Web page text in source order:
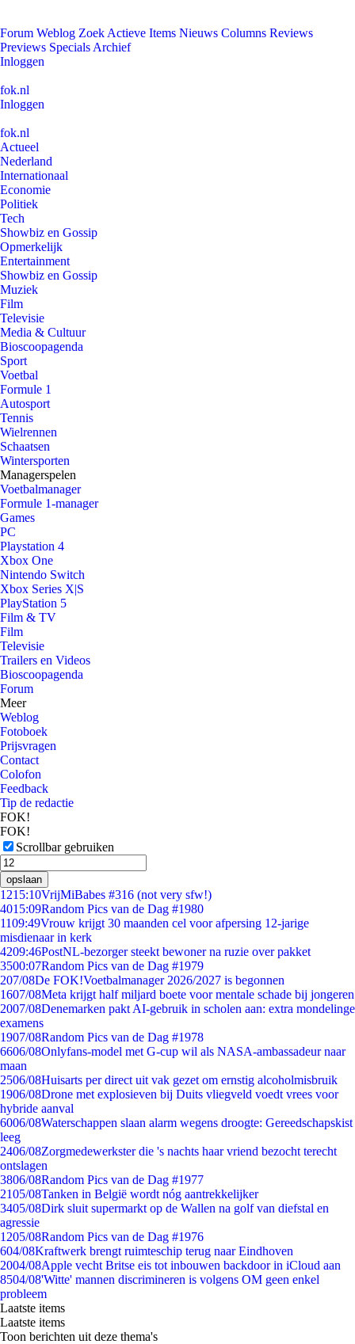
Forum Weblog Zoek Actieve Items Nieuws Columns Reviews
Previews Specials Archief
Inloggen
fok.nl
Inloggen
fok.nl
Actueel
Nederland
Internationaal
Economie
Politiek
Tech
Showbiz en Gossip
Opmerkelijk
Entertainment
Showbiz en Gossip
Muziek
Film
Televisie
Media & Cultuur
Bioscoopagenda
Sport
Voetbal
Formule 1
Autosport
Tennis
Wielrennen
Schaatsen
Wintersporten
Managerspelen
Voetbalmanager
Formule 1-manager
Games
PC
Playstation 4
Xbox One
Nintendo Switch
Xbox Series X|S
PlayStation 5
Film & TV
Film
Televisie
Trailers en Videos
Bioscoopagenda
Forum
Meer
Weblog
Fotoboek
Prijsvragen
Contact
Colofon
Feedback
Tip de redactie
FOK!
FOK!
Scrollbar gebruiken
opslaan
1215:10VrijMiBabes #316 (not very sfw!)
4015:09Random Pics van de Dag #1980
1109:49Vrouw krijgt 30 maanden cel voor afpersing 12-jarige
misdienaar in kerk
4209:46PostNL-bezorger steekt bewoner na ruzie over pakket
3500:07Random Pics van de Dag #1979
207/08De FOK!Voetbalmanager 2026/2027 is begonnen
1607/08Meta krijgt half miljard boete voor mentale schade bij jongeren
2007/08Denemarken pakt AI-gebruik in scholen aan: extra mondelinge
examens
1907/08Random Pics van de Dag #1978
6606/08Onlyfans-model met G-cup wil als NASA-ambassadeur naar
maan
2506/08Huisarts per direct uit vak gezet om ernstig alcoholmisbruik
1906/08Drone met explosieven bij Duits vliegveld voedt vrees voor
hybride aanval
6006/08Waterschappen slaan alarm wegens droogte: Gereedschapskist
leeg
2406/08Zorgmedewerkster die 's nachts haar vriend bezocht terecht
ontslagen
3806/08Random Pics van de Dag #1977
2105/08Tanken in België wordt nóg aantrekkelijker
3405/08Dirk sluit supermarkt op de Wallen na golf van diefstal en
agressie
1205/08Random Pics van de Dag #1976
604/08Kraftwerk brengt ruimteschip terug naar Eindhoven
2004/08Apple vecht Britse eis tot inbouwen backdoor in iCloud aan
8504/08'Witte' mannen discrimineren is volgens OM geen enkel
probleem
Laatste items
Laatste items
Toon berichten uit deze thema's